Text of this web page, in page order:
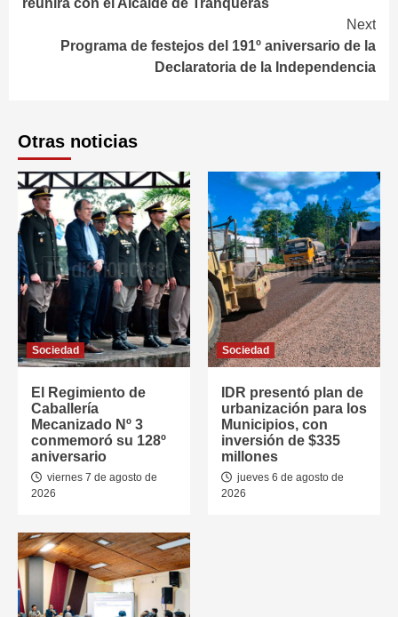
reunirá con el Alcalde de Tranqueras
Next
Programa de festejos del 191º aniversario de la
Declaratoria de la Independencia
Otras noticias
Sociedad
El Regimiento de
Caballería
Mecanizado Nº 3
conmemoró su 128º
aniversario
viernes 7 de agosto de
2026
Sociedad
IDR presentó plan de
urbanización para los
Municipios, con
inversión de $335
millones
jueves 6 de agosto de
2026